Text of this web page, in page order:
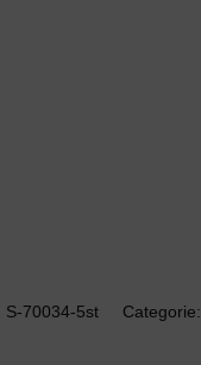
S-70034-5st Categorie: